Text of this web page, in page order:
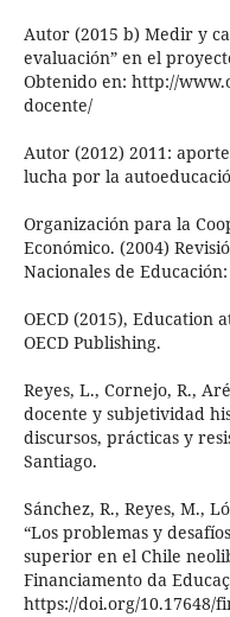
Autor (2015 b) Medir y
evaluación” en el
Obtenido en: http://
docente/
Autor (2012) 2011:
lucha por la
Organización para la
Económico. (2004)
Nacionales de Educación:
OECD (2015), Education
OECD Publishing.
Reyes, L., Cornejo, R.,
docente y subjetividad
discursos, prácticas y
Santiago.
Sánchez, R., Reyes, M.,
“Los problemas y
superior en el Chile
Financiamento da
https://doi.org/10.17648/